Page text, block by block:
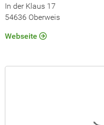
In der Klaus 17
54636 Oberweis
Webseite